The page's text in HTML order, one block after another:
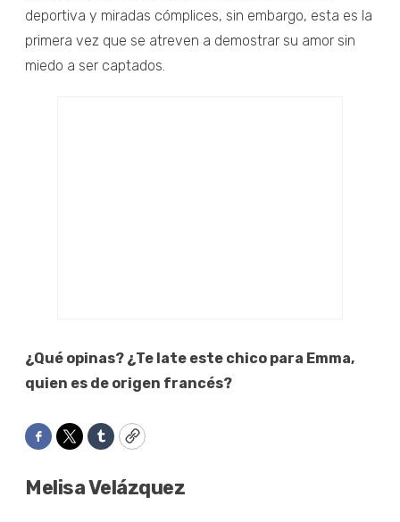
deportiva y miradas cómplices, sin embargo, esta es la
primera vez que se atreven a demostrar su amor sin
miedo a ser captados.
¿Qué opinas? ¿Te late este chico para Emma,
quien es de origen francés?
Facebook
TwitterTumblrCopy
Melisa Velázquez